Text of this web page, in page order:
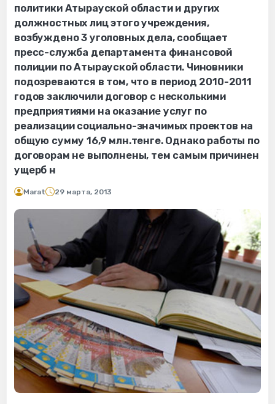
политики Атырауской области и других
должностных лиц этого учреждения,
возбуждено 3 уголовных дела, сообщает
пресс-служба департамента финансовой
полиции по Атырауской области. Чиновники
подозреваются в том, что в период 2010-2011
годов заключили договор с несколькими
предприятиями на оказание услуг по
реализации социально-значимых проектов на
общую сумму 16,9 млн.тенге. Однако работы по
договорам не выполнены, тем самым причинен
ущерб н
Marat 29 марта, 2013